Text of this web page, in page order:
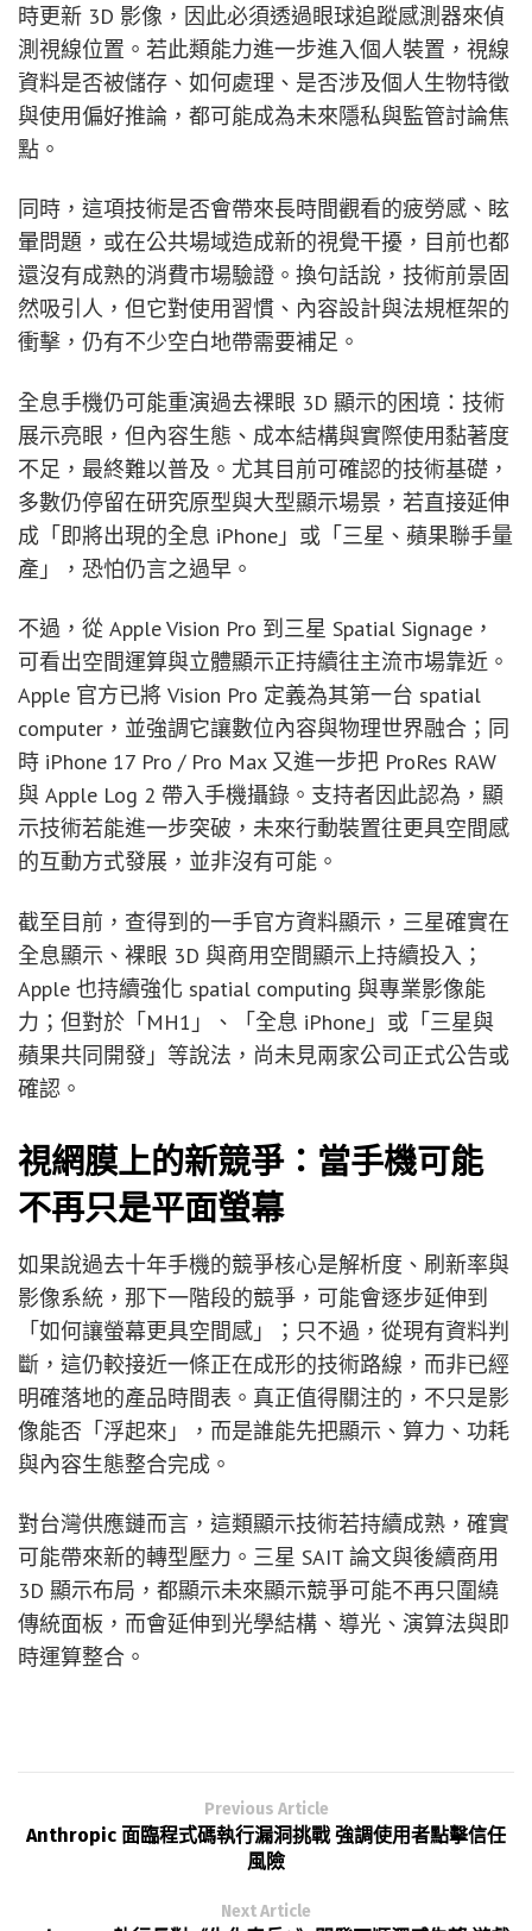
時更新 3D 影像，因此必須透過眼球追蹤感測器來偵
測視線位置。若此類能力進一步進入個人裝置，視線
資料是否被儲存、如何處理、是否涉及個人生物特徵
與使用偏好推論，都可能成為未來隱私與監管討論焦
點。
同時，這項技術是否會帶來長時間觀看的疲勞感、眩
暈問題，或在公共場域造成新的視覺干擾，目前也都
還沒有成熟的消費市場驗證。換句話說，技術前景固
然吸引人，但它對使用習慣、內容設計與法規框架的
衝擊，仍有不少空白地帶需要補足。
全息手機仍可能重演過去裸眼 3D 顯示的困境：技術
展示亮眼，但內容生態、成本結構與實際使用黏著度
不足，最終難以普及。尤其目前可確認的技術基礎，
多數仍停留在研究原型與大型顯示場景，若直接延伸
成「即將出現的全息 iPhone」或「三星、蘋果聯手量
產」，恐怕仍言之過早。
不過，從 Apple Vision Pro 到三星 Spatial Signage，
可看出空間運算與立體顯示正持續往主流市場靠近。
Apple 官方已將 Vision Pro 定義為其第一台 spatial
computer，並強調它讓數位內容與物理世界融合；同
時 iPhone 17 Pro / Pro Max 又進一步把 ProRes RAW
與 Apple Log 2 帶入手機攝錄。支持者因此認為，顯
示技術若能進一步突破，未來行動裝置往更具空間感
的互動方式發展，並非沒有可能。
截至目前，查得到的一手官方資料顯示，三星確實在
全息顯示、裸眼 3D 與商用空間顯示上持續投入；
Apple 也持續強化 spatial computing 與專業影像能
力；但對於「MH1」、「全息 iPhone」或「三星與
蘋果共同開發」等說法，尚未見兩家公司正式公告或
確認。
視網膜上的新競爭：當手機可能
不再只是平面螢幕
如果說過去十年手機的競爭核心是解析度、刷新率與
影像系統，那下一階段的競爭，可能會逐步延伸到
「如何讓螢幕更具空間感」；只不過，從現有資料判
斷，這仍較接近一條正在成形的技術路線，而非已經
明確落地的產品時間表。真正值得關注的，不只是影
像能否「浮起來」，而是誰能先把顯示、算力、功耗
與內容生態整合完成。
對台灣供應鏈而言，這類顯示技術若持續成熟，確實
可能帶來新的轉型壓力。三星 SAIT 論文與後續商用
3D 顯示布局，都顯示未來顯示競爭可能不再只圍繞
傳統面板，而會延伸到光學結構、導光、演算法與即
時運算整合。
Previous Article
Anthropic 面臨程式碼執行漏洞挑戰 強調使用者點擊信任
風險
Next Article